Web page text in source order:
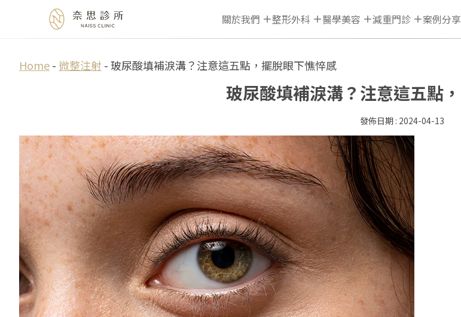
關於我們 整形外科 醫學美容 減重門診 案例分享
Home- 微整注射 -玻尿酸填補淚溝？注意這五點，擺脫眼下憔悴感
玻尿酸填補淚溝？注意這五點
2024-04-13